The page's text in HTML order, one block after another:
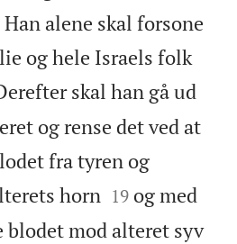
alene skal forsone
og hele Israels folk
skal han gå ud
og rense det ved at
fra tyren og
horn 

19 og med
mod alteret syv